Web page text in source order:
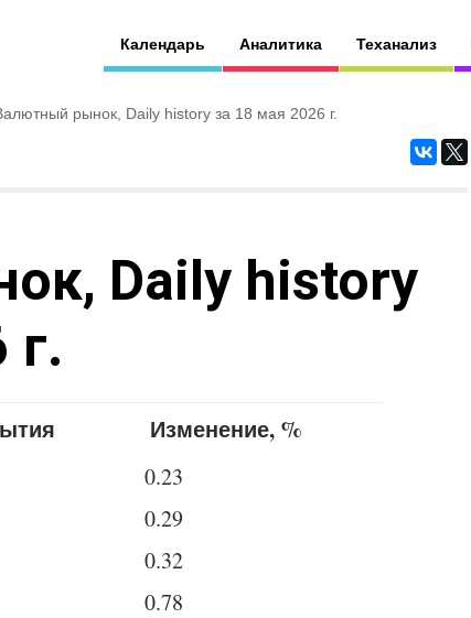
Календарь Аналитика Теханализ
рынок, Daily history за 18 мая 2026 г.
Daily history
г.
Изменение, %
0.23
0.29
0.32
0.78